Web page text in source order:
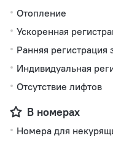
Отопление
Ускоренная
Ранняя регистрация
Индивидуальная
Отсутствие лифтов
В номерах
Номера для